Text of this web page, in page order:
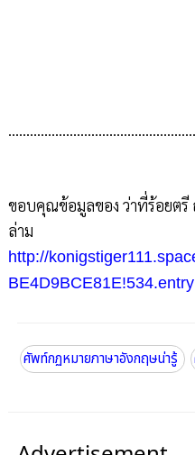
ขอบคุณข้อมูลของ ว่าที่ร้อยต
ล่าม
http://
BE4D9BCE81E!534.entry
ศัพท์กฏหมายภาษาอังกฤษน่ารู้